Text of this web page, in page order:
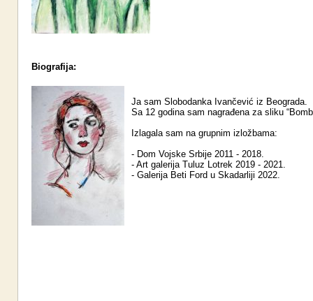
Biografija:
Ja sam Slobodanka Ivančević iz Beograda.
Sa 12 godina sam nagrađena za sliku
Izlagala sam na grupnim izložbama:
- Dom Vojske Srbije 2011 - 2018.
- Art galerija Tuluz Lotrek 2019 - 2021.
- Galerija Beti Ford u Skadarliji 2022.